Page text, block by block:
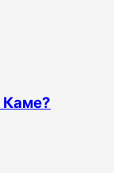
Каме?